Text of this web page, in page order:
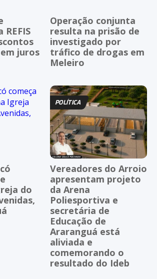
REFIS
juros
Operação conjunta
resulta na prisão de
investigado por
tráfico de drogas em
Meleiro
do
POLÍTICA
Vereadores do Arroio
apresentam projeto
da Arena
Poliesportiva e
secretária de
Educação de
Araranguá está
aliviada e
comemorando o
resultado do Ideb